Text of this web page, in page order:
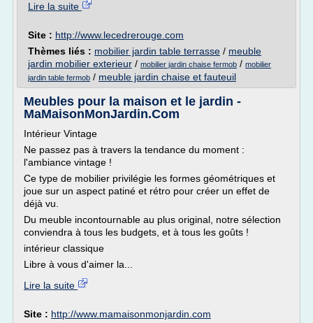
Lire la suite
Site : http://www.lecedrerouge.com
Thèmes liés : mobilier jardin table terrasse / meuble
jardin mobilier exterieur / mobilier jardin chaise fermob / mobilier
jardin table fermob / meuble jardin chaise et fauteuil
Meubles pour la maison et le jardin -
MaMaisonMonJardin.Com
Intérieur Vintage
Ne passez pas à travers la tendance du moment :
l'ambiance vintage !
Ce type de mobilier privilégie les formes géométriques et
joue sur un aspect patiné et rétro pour créer un effet de
déjà vu.
Du meuble incontournable au plus original, notre sélection
conviendra à tous les budgets, et à tous les goûts !
intérieur classique
Libre à vous d'aimer la...
Lire la suite
Site : http://www.mamaisonmonjardin.com